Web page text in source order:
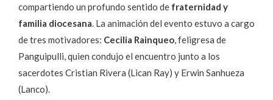
compartiendo un profundo sentido de fraternidad y
familia diocesana. La animación del evento estuvo a cargo
de tres motivadores: Cecilia Rainqueo, feligresa de
Panguipulli, quien condujo el encuentro junto a los
sacerdotes Cristian Rivera (Lican Ray) y Erwin Sanhueza
(Lanco).